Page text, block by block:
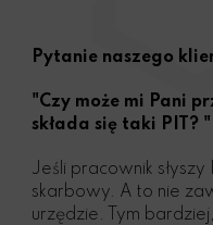
Pytanie naszego
"Czy może mi Pani
składa się taki PIT? "
Jeśli pracownik
skarbowy. A to nie
urzędzie. Tym